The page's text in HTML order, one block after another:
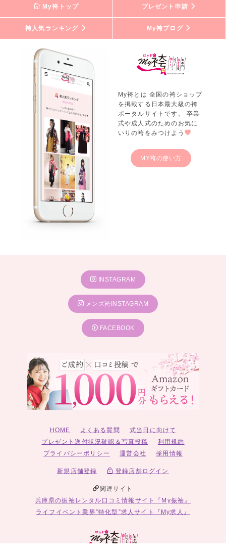
My袴トップ プレゼント申請
袴人気ランキング My袴ブログ
My袴とは 全国の袴ショップ
を掲載する日本最大級の袴
ポータルサイトです。 卒業
式や成人式のためのお気に
いりの袴をみつけよう
MY袴の使い方
INSTAGRAM
メンズ袴INSTAGRAM
FACEBOOK
HOME よくある質問
式当日に向けて
プレゼント送付状況確認＆写真投稿
利用規約
プライバシーポリシー
運営会社 採用情報
新規店舗登録 登録店舗ログイン
関連サイト
兵庫県の振袖レンタル口コミ情報サイト『My振袖』
ライフイベント業界”特化型”求人サイト『My求人』